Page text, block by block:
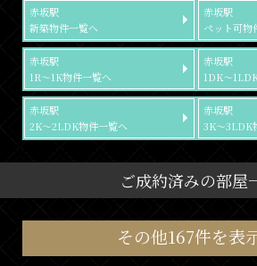
赤坂駅
新築物件一覧へ
赤坂駅
ペット可物
赤坂駅
1R～1K物件一覧へ
赤坂駅
1DK～
赤坂駅
2K～2LDK物件一覧へ
赤坂駅
3K～3LDK
ご成約済みの部屋
その他167件を表